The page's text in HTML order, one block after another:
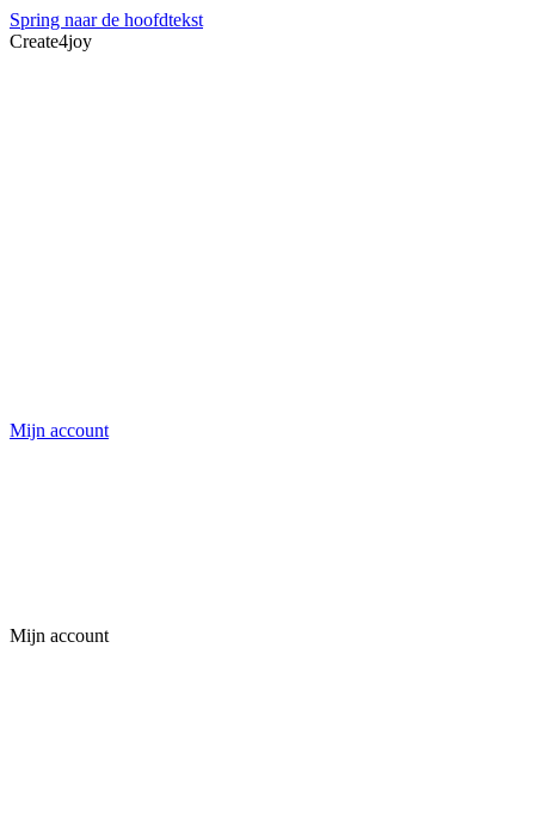
Spring naar de hoofdtekst
Create4joy
Mijn account
Mijn account